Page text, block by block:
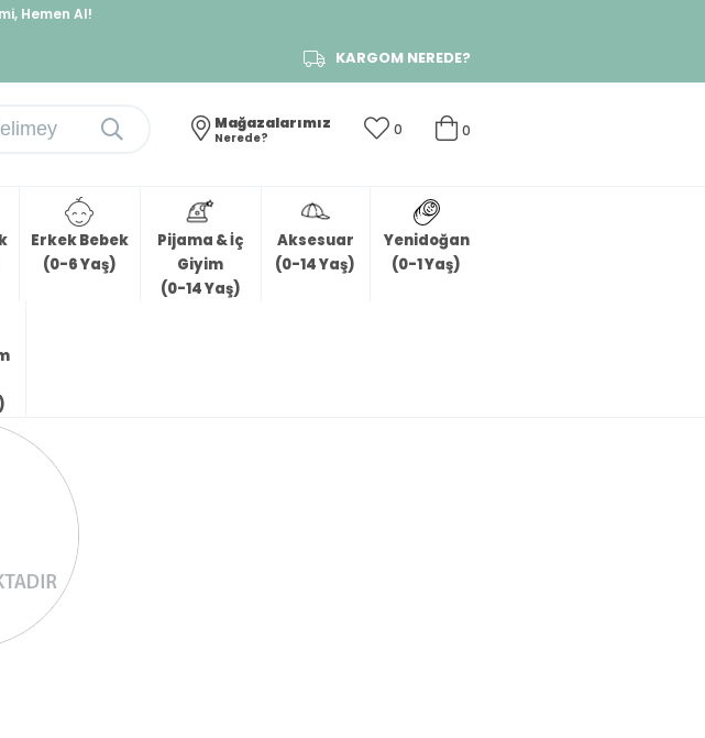
Hemen Al!
KARGOM NEREDE?
0
0
Mağazalarımız
Nerede?
Erkek Bebek
(0-6 Yaş)
Pijama & İç
Giyim
(0-14 Yaş)
Aksesuar
(0-14 Yaş)
Yenidoğan
(0-1 Yaş)